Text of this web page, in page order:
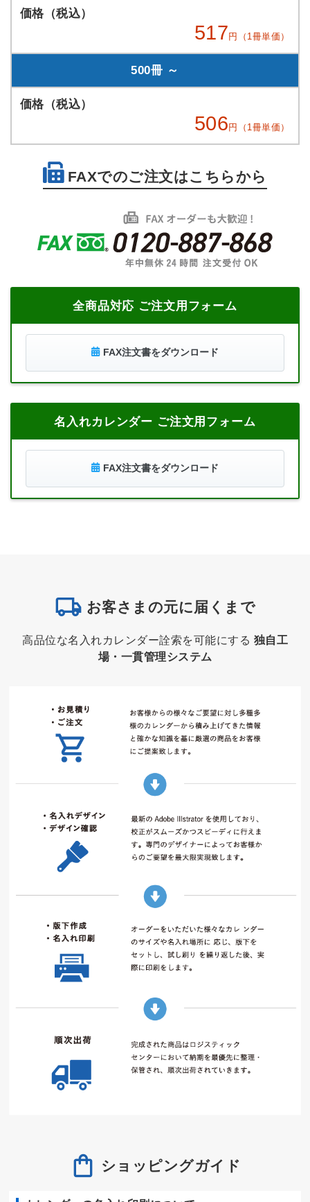
517 円（1冊単価）
500冊 ～
506 円（1冊単価）
FAXでのご注文はこちらから
全商品対応 ご注文用フォーム
FAX注文書をダウンロード
名入れカレンダー ご注文用フォーム
FAX注文書をダウンロード
お客さまの元に届くまで
高品位な名入れカレンダー詮索を可能にする 独自工
場・一貫管理システム
ショッピングガイド